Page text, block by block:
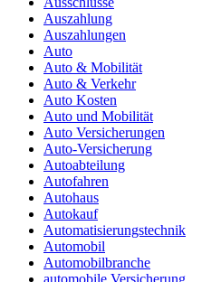
Auszahlung
Auszahlungen
Auto
Auto & Mobilität
Auto & Verkehr
Auto Kosten
Auto und Mobilität
Auto Versicherungen
Auto-Versicherung
Autoabteilung
Autofahren
Autohaus
Autokauf
Automatisierungstechnik
Automobil
Automobilbranche